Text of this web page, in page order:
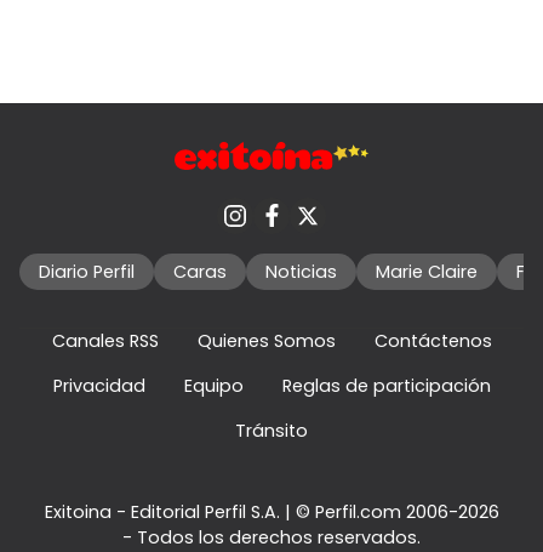
Diario Perfil Caras Noticias Marie Claire
Canales RSS Quienes Somos
Contáctenos
Privacidad
Equipo
Reglas de participación
Tránsito
Exitoina - Editorial Perfil S.A. | © Perfil.com 2006-2026
- Todos los derechos reservados.